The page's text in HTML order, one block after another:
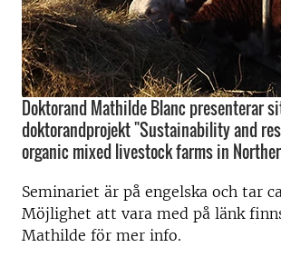
Doktorand Mathilde Blanc presenterar
doktorandprojekt "Sustainability and
organic mixed livestock farms in
Seminariet är på engelska och tar
Möjlighet att vara med på länk
Mathilde för mer info.